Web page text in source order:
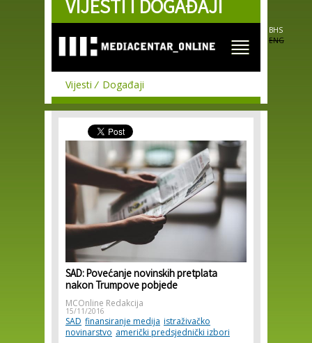
Skip to
main
VIJESTI I DOGAĐAJI
BHS
ENG
Vijesti Događaji
SAD: Povećanje novinskih pretplata
nakon Trumpove pobjede
MCOnline Redakcija
15/11/2016
SAD finansiranje medija istraživačko
novinarstvo američki predsjednički izbori